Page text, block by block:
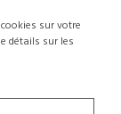
sur votre
détails sur les